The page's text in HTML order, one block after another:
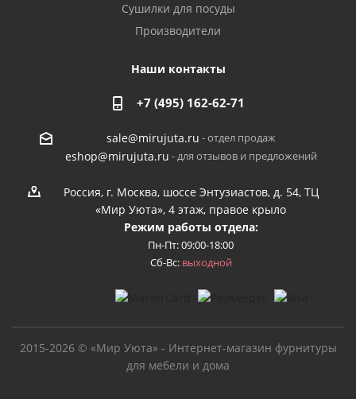
Сушилки для посуды
Производители
Наши контакты
+7 (495) 162-62-71
sale@mirujuta.ru - отдел продаж
eshop@mirujuta.ru - для отзывов и предложений
Россия, г. Москва, шоссе Энтузиастов, д. 54, ТЦ
«Мир Уюта», 4 этаж, правое крыло
Режим работы отдела:
Пн-Пт: 09:00-18:00
Сб-Вс: выходной
2015-2026 © «Мир Уюта» - Интернет-магазин фурнитуры
для мебели и дома